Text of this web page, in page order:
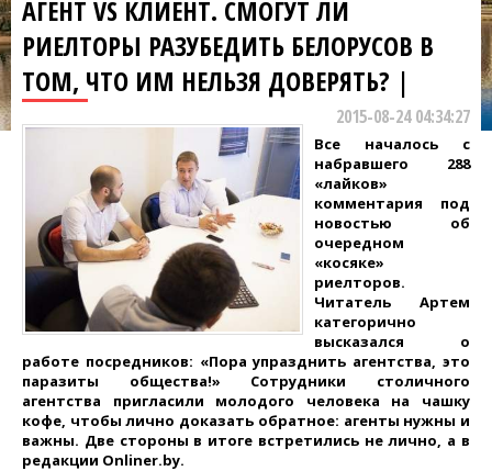
АГЕНТ VS КЛИЕНТ. СМОГУТ ЛИ
РИЕЛТОРЫ РАЗУБЕДИТЬ БЕЛОРУСОВ В
ТОМ, ЧТО ИМ НЕЛЬЗЯ ДОВЕРЯТЬ? |
2015-08-24 04:34:27
Все началось с
набравшего 288
«лайков»
комментария под
новостью об
очередном
«косяке»
риелторов.
Читатель Артем
категорично
высказался о
работе посредников: «Пора упразднить агентства, это
паразиты общества!» Сотрудники столичного
агентства пригласили молодого человека на чашку
кофе, чтобы лично доказать обратное: агенты нужны и
важны. Две стороны в итоге встретились не лично, а в
редакции Onliner.by.